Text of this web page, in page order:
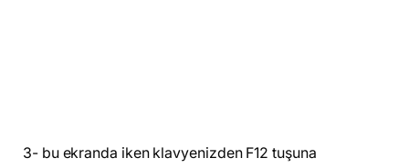
3- bu ekranda iken klavyenizden F12 tuşuna